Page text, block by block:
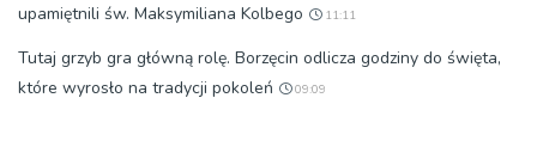
upamiętnili św. Maksymiliana Kolbego
11:11
Tutaj grzyb gra główną rolę. Borzęcin odlicza godziny do święta,
które wyrosło na tradycji pokoleń
09:09